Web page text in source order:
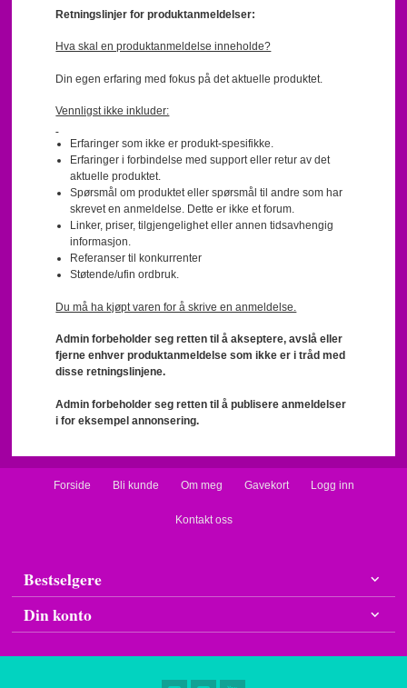
Retningslinjer for produktanmeldelser:
Hva skal en produktanmeldelse inneholde?
Din egen erfaring med fokus på det aktuelle produktet.
Vennligst ikke inkluder:
Erfaringer som ikke er produkt-spesifikke.
Erfaringer i forbindelse med support eller retur av det
aktuelle produktet.
Spørsmål om produktet eller spørsmål til andre som har
skrevet en anmeldelse. Dette er ikke et forum.
Linker, priser, tilgjengelighet eller annen tidsavhengig
informasjon.
Referanser til konkurrenter
Støtende/ufin ordbruk.
Du må ha kjøpt varen for å skrive en anmeldelse.
Admin forbeholder seg retten til å akseptere, avslå eller
fjerne enhver produktanmeldelse som ikke er i tråd med
disse retningslinjene.
Admin forbeholder seg retten til å publisere anmeldelser
i for eksempel annonsering.
Forside Bli kunde Om meg Gavekort Logg inn
Kontakt oss
Bestselgere
Din konto